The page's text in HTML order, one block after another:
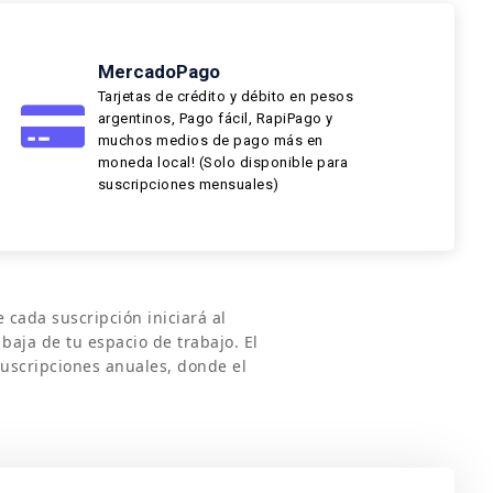
MercadoPago
Tarjetas de crédito y débito en pesos
argentinos, Pago fácil, RapiPago y
muchos medios de pago más en
moneda local! (Solo disponible para
suscripciones mensuales)
cada suscripción iniciará al
de tu espacio de trabajo. El
anuales, donde el